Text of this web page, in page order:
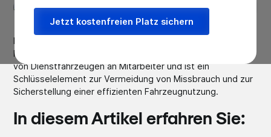
Jetzt kostenfreien Platz sichern
Der KFZ-Überlassungsvertrag spielt eine entscheidende
Rolle im Fuhrparkmanagement. Er regelt die Überlassung
von Dienstfahrzeugen an Mitarbeiter und ist ein
Schlüsselelement zur Vermeidung von Missbrauch und zur
Sicherstellung einer effizienten Fahrzeugnutzung.
In diesem Artikel erfahren Sie: